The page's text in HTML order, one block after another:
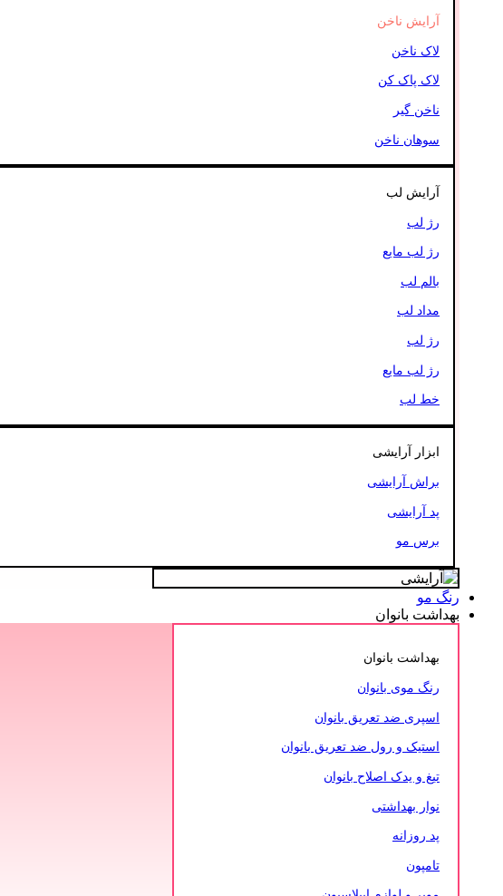
آرایش ناخن
لاک ناخن
لاک پاک کن
ناخن گیر
سوهان ناخن
آرایش لب
رژ لب
رژ لب مایع
بالم لب
مداد لب
رژ لب
رژ لب مایع
خط لب
ابزار آرایشی
براش آرایشی
پد آرایشی
برس مو
رنگ مو
بهداشت بانوان
بهداشت بانوان
رنگ موی بانوان
اسپری ضد تعریق بانوان
استیک و رول ضد تعریق بانوان
تیغ و یدک اصلاح بانوان
نوار بهداشتی
پد روزانه
تامپون